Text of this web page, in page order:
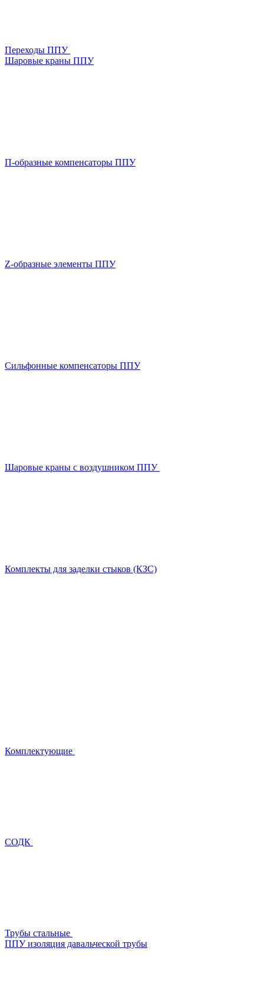
Переходы ППУ
Шаровые краны ППУ
П-образные компенсаторы ППУ
Z-образные элементы ППУ
Сильфонные компенсаторы ППУ
Шаровые краны с воздушником ППУ
Комплекты для заделки стыков (КЗС)
Комплектующие
СОДК
Трубы стальные
ППУ изоляция давальческой трубы